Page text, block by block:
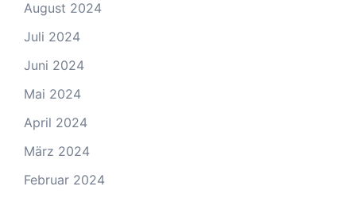
August 2024
Juli 2024
Juni 2024
Mai 2024
April 2024
März 2024
Februar 2024